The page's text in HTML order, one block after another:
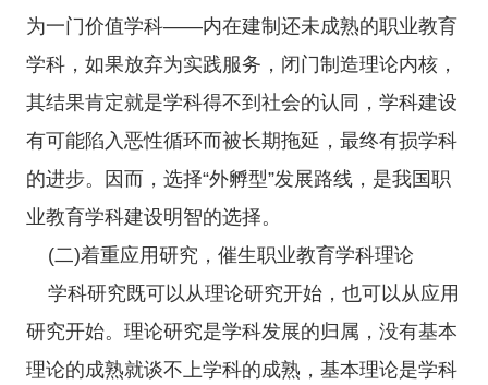
为一门价值学科——内在建制还未成熟的职业教育
学科，如果放弃为实践服务，闭门制造理论内核，
其结果肯定就是学科得不到社会的认同，学科建设
有可能陷入恶性循环而被长期拖延，最终有损学科
的进步。因而，选择“外孵型”发展路线，是我国职
业教育学科建设明智的选择。
(二)着重应用研究，催生职业教育学科理论
学科研究既可以从理论研究开始，也可以从应用
研究开始。理论研究是学科发展的归属，没有基本
理论的成熟就谈不上学科的成熟，基本理论是学科